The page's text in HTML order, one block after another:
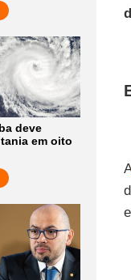
deve
em oito